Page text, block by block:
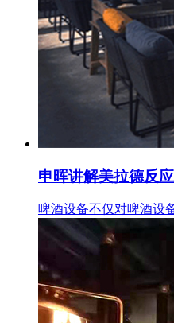
申晖讲解美拉德反
啤酒设备不仅对啤酒设